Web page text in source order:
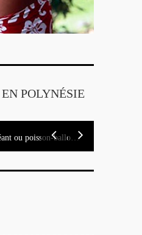
POLYNÉSIE
Le poisson-ballon géant ou poisson-ballon étoilé